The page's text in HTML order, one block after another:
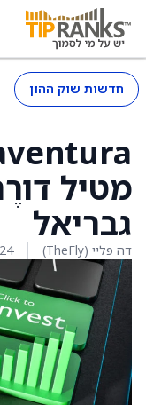
חדשות שוק ההון
מטיל
גבריאל
דה פליי (TheFly) 24 בדצמבר 2025